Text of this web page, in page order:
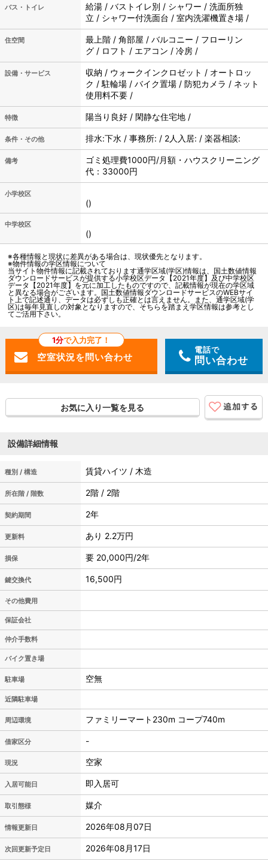
バス・トイレ
給湯 / バストイレ別 / シャワー / 洗面所独
立 / シャワー付洗面台 / 室内洗濯機置き場 /
住空間
最上階 / 角部屋 / バルコニー / フローリン
グ / ロフト / エアコン / 冷房 /
設備・サービス
収納 / ウォークインクロゼット / オートロッ
ク / 駐輪場 / バイク置場 / 防犯カメラ / ネット
使用料不要 /
特徴 陽当り良好 / 閑静な住宅地 /
条件・その他 排水:下水 / 事務所: / 2人入居: / 楽器相談:
備考
ゴミ処理費1000円/月額・ハウスクリーニング
代：33000円
小学校区
()
中学校区
()
※各種情報と現状に差異がある場合は、現状優先となります。
※物件情報の学区情報について
当サイト物件情報に記載されております通学区域(学区)情報は、国土数値情報
ダウンロードサービスが提供する小学校区データ【2021年度】及び中学校区
データ【2021年度】を元に加工したものですので、記載情報が現在の学区域
と異なる場合がございます。国土数値情報ダウンロードサービスのWEBサイ
ト上で記述通り、データは必ずしも正確とは言えません。また、通学区域(学
区)は毎年見直しの対象となりますので、そちらを踏まえ学区情報は参考とし
てご活用下さい。
1分で入力完了！
電話で
問い合わせ
お気に入り一覧を見る
設備詳細情報
種別 / 構造 賃貸ハイツ / 木造
所在階 / 階数 2階 / 2階
契約期間 2年
更新料 あり 2.2万円
損保 要 20,000円/2年
鍵交換代 16,500円
その他費用
保証会社
仲介手数料
バイク置き場
駐車場 空無
近隣駐車場
周辺環境 ファミリーマート230m コープ740m
借家区分 -
現況 空家
入居可能日 即入居可
取引態様 媒介
情報更新日 2026年08月07日
次回更新予定日 2026年08月17日